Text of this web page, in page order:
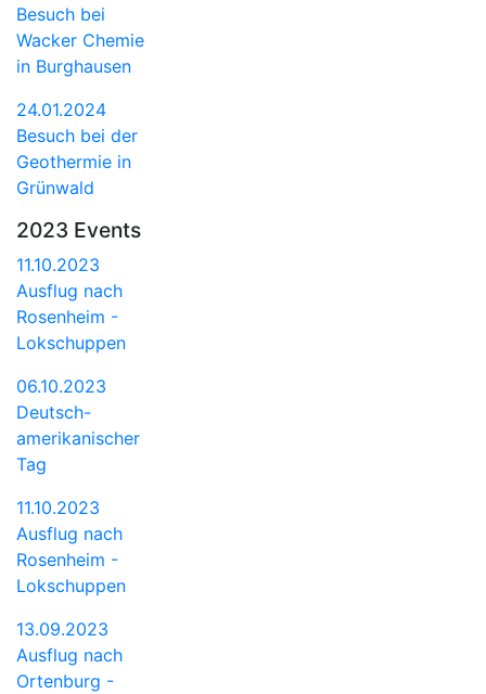
Besuch bei
Wacker Chemie
in Burghausen
24.01.2024
Besuch bei der
Geothermie in
Grünwald
2023 Events
11.10.2023
Ausflug nach
Rosenheim -
Lokschuppen
06.10.2023
Deutsch-
amerikanischer
Tag
11.10.2023
Ausflug nach
Rosenheim -
Lokschuppen
13.09.2023
Ausflug nach
Ortenburg -